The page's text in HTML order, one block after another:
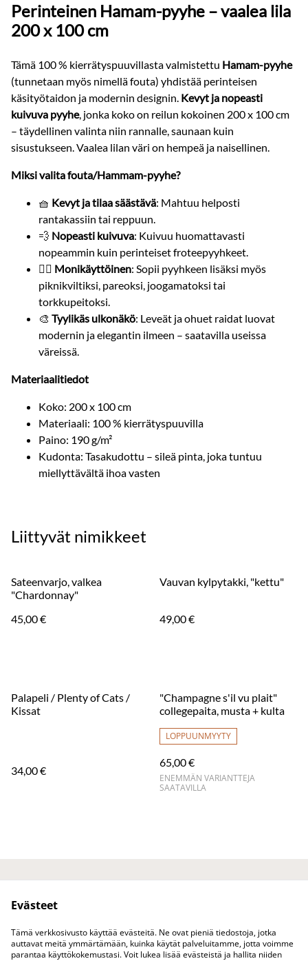
Perinteinen Hamam-pyyhe – vaalea lila
200 x 100 cm
Tämä 100 % kierrätyspuuvillasta valmistettu Hamam-pyyhe
(tunnetaan myös nimellä fouta) yhdistää perinteisen
käsityötaidon ja modernin designin. Kevyt ja nopeasti
kuivuva pyyhe, jonka koko on reilun kokoinen 200 x 100 cm
– täydellinen valinta niin rannalle, saunaan kuin
sisustukseen. Vaalea lilan väri on hempeä ja naisellinen.
Miksi valita fouta/Hammam-pyyhe?
🧺 Kevyt ja tilaa säästävä: Mahtuu helposti
rantakassiin tai reppuun.
💨 Nopeasti kuivuva: Kuivuu huomattavasti
nopeammin kuin perinteiset froteepyyhkeet.
🧘‍♀️ Monikäyttöinen: Sopii pyyhkeen lisäksi myös
piknikviltiksi, pareoksi, joogamatoksi tai
torkkupeitoksi.
🎨 Tyylikäs ulkonäkö: Leveät ja ohuet raidat luovat
modernin ja elegantin ilmeen – saatavilla useissa
väreissä.
Materiaalitiedot
Koko: 200 x 100 cm
Materiaali: 100 % kierrätyspuuvilla
Paino: 190 g/m²
Kudonta: Tasakudottu – sileä pinta, joka tuntuu
miellyttävältä ihoa vasten
Liittyvät nimikkeet
Sateenvarjo, valkea
"Chardonnay"
45,00 €
Vauvan kylpytakki, "kettu"
49,00 €
Palapeli / Plenty of Cats /
Kissat
34,00 €
"Champagne s'il vu plait"
collegepaita, musta + kulta
LOPPUUNMYYTY
65,00 €
ENEMMÄN VARIANTTEJA
SAATAVILLA
Tietosuojakäytäntö
Tuotteet
Evästeet
Tämä verkkosivusto käyttää evästeitä. Ne ovat pieniä tiedostoja, jotka
auttavat meitä ymmärtämään, kuinka käytät palveluitamme, jotta voimme
parantaa käyttökokemustasi. Voit lukea lisää evästeistä ja hallita niiden